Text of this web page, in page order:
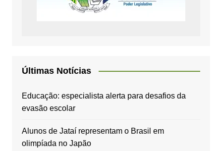
Últimas Notícias
Educação: especialista alerta para desafios da
evasão escolar
Alunos de Jataí representam o Brasil em
olimpíada no Japão